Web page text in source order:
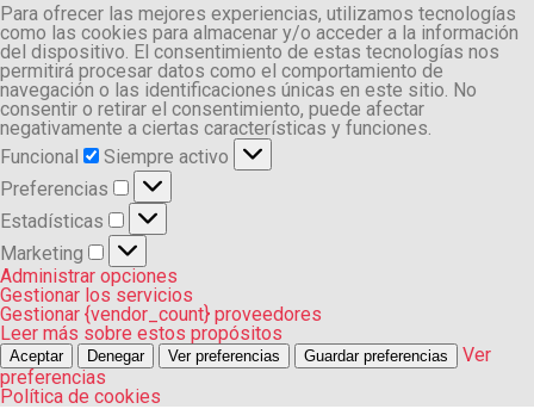
Para ofrecer las mejores experiencias, utilizamos tecnologías
como las cookies para almacenar y/o acceder a la información
del dispositivo. El consentimiento de estas tecnologías nos
permitirá procesar datos como el comportamiento de
navegación o las identificaciones únicas en este sitio. No
consentir o retirar el consentimiento, puede afectar
negativamente a ciertas características y funciones.
Funcional
Funcional
Siempre activo
Preferencias
Preferencias
Estadísticas
Estadísticas
Marketing
Marketing
Administrar opciones
Gestionar los servicios
Gestionar {vendor_count} proveedores
Leer más sobre estos propósitos
Aceptar Denegar Ver preferencias Guardar preferencias
Ver
preferencias
Política de cookies